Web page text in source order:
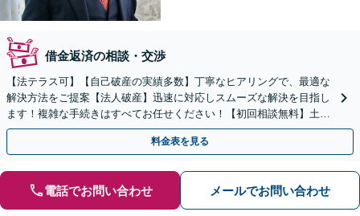
借金返済の相談・交渉
【法テラス可】【自己破産の実績多数】丁寧なヒアリングで、最適な
解決方法をご提案【法人破産】迅速に対応しスムーズな解決を目指し
ます！複雑な手続きはすべてお任せください！【初回相談無料】土曜
日も相談実施中！アットホームな雰囲気で話しやすい事務所
料金表を見る
電話でお問い合わせ メールでお問い合わせ